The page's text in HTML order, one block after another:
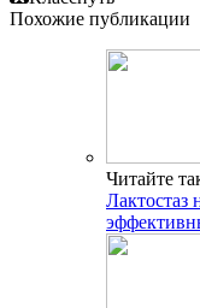
Похожие публикации
Читайте
Лактостаз